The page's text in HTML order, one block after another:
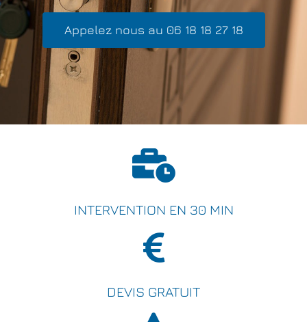
Appelez nous au 06 18 18 27 18
INTERVENTION EN 30 MIN
DEVIS GRATUIT